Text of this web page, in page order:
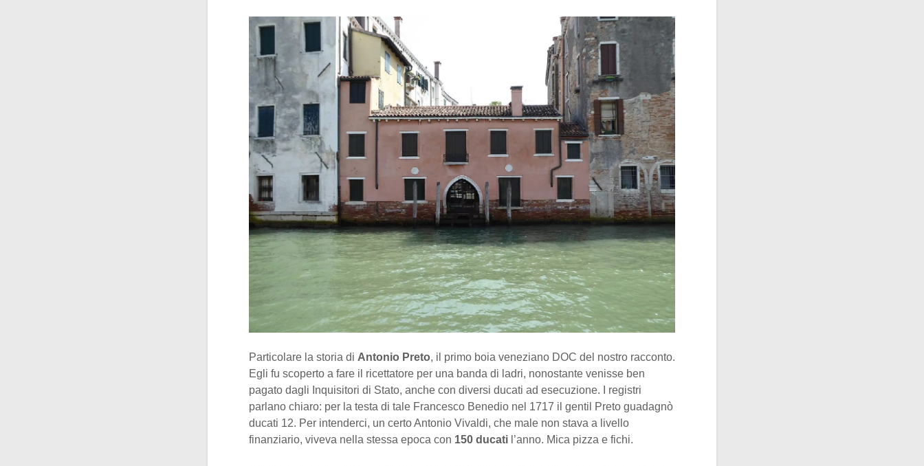
Particolare la storia di Antonio Preto, il primo boia veneziano DOC del nostro racconto.
Egli fu scoperto a fare il ricettatore per una banda di ladri, nonostante venisse ben
pagato dagli Inquisitori di Stato, anche con diversi ducati ad esecuzione. I registri
parlano chiaro: per la testa di tale Francesco Benedio nel 1717 il gentil Preto guadagnò
ducati 12. Per intenderci, un certo Antonio Vivaldi, che male non stava a livello
finanziario, viveva nella stessa epoca con 150 ducati l’anno. Mica pizza e fichi.